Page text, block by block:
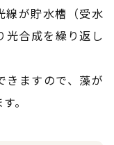
線が貯水槽（受水
光合成を繰り返し
きますので、藻が
。